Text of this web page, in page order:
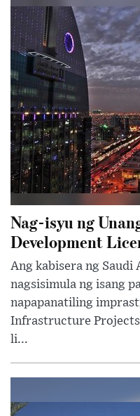
Nag-isyu ng
Development
Ang kabisera ng Saudi
nagsisimula ng isang
napapanatiling
Infrastructure Projects
li...